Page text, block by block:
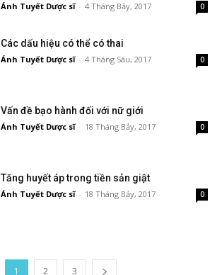
Ánh Tuyết Dược sĩ - 4 Tháng Bảy, 2017 0
Các dấu hiệu có thể có thai
Ánh Tuyết Dược sĩ - 4 Tháng Sáu, 2017 0
Vấn đề bạo hành đối với nữ giới
Ánh Tuyết Dược sĩ - 18 Tháng Bảy, 2017 0
Tăng huyết áp trong tiền sản giật
Ánh Tuyết Dược sĩ - 18 Tháng Bảy, 2017 0
1 2 3